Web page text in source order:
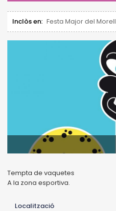
Inclòs en: Festa Major del Morell
Tempta de vaquetes
A la zona esportiva.
Localització